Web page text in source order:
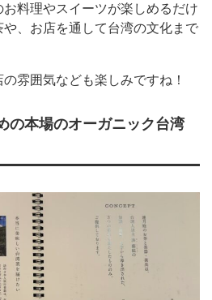
料理やスイーツが楽しめるだけ
、お店を通して台湾の文化まで
雰囲気なども楽しみですね！
の本場のオーガニック台湾